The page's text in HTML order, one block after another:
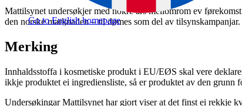
Go to English homepage
Mattilsynet undersøkjer med nokre års mellomrom ev
den norske marknaden – til dømes som del av tilsynskampanjar.
Merking
Innhaldsstoffa i kosmetiske produkt i EU/EØS skal vere
ikkje produktet ei ingrediensliste, så er produktet av den grunn
Undersøkingar Mattilsynet har gjort viser at det finst ei rekkje